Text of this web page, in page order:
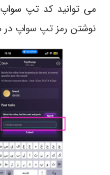
می توانید کد تپ سواپ
نوشتن رمز تپ سواپ